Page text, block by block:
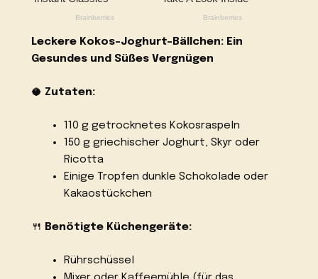
Leckere Kokos-Joghurt-Bällchen: Ein
Gesundes und Süßes Vergnügen
🥥 Zutaten:
110 g getrocknetes Kokosraspeln
150 g griechischer Joghurt, Skyr oder
Ricotta
Einige Tropfen dunkle Schokolade oder
Kakaostückchen
🍴 Benötigte Küchengeräte:
Rührschüssel